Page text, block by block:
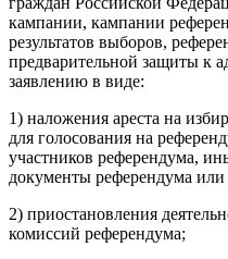
кампании, кампании
результатов выборов,
предварительной защиты к
заявлению в виде:
1) наложения ареста на
для голосования на
участников референдума,
документы референдума или
2) приостановления
комиссий референдума;